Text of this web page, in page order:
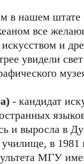
в нашем
все
и
увидели
- кандидат
и выросла в
в 1981
МГУ